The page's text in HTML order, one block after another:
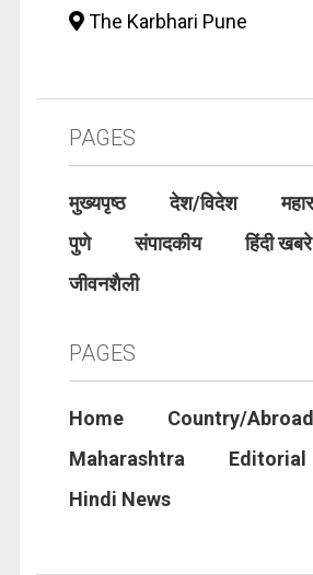
The Karbhari Pune
PAGES
मुख्यपृष्ठ देश/विदेश
पुणे
संपादकीय
हिंदी खबरे
जीवनशैली
PAGES
Home
Country/Abroad
Maharashtra
Editorial
Hindi News